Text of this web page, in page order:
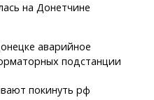
на Донетчине
аварийное
подстанции
покинуть рф